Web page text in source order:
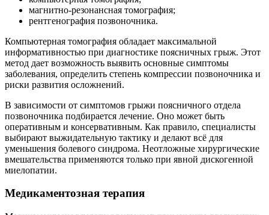
магнитно-резонансная томография;
рентгенография позвоночника.
Компьютерная томография обладает максимальной
информативностью при диагностике поясничных грыж. Этот
метод дает возможность выявить основные симптомы
заболевания, определить степень компрессии позвоночника и
риски развития осложнений.
В зависимости от симптомов грыжи поясничного отдела
позвоночника подбирается лечение. Оно может быть
оперативным и консервативным. Как правило, специалисты
выбирают выжидательную тактику и делают всё для
уменьшения болевого синдрома. Неотложные хирургические
вмешательства применяются только при явной дискогенной
миелопатии.
Медикаментозная терапия